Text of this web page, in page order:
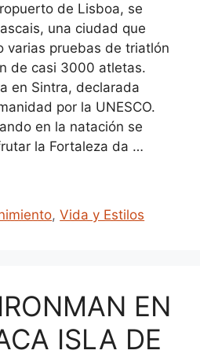
de Lisboa, se
una ciudad que
varias pruebas de triatlón
de casi 3000 atletas.
en Sintra, declarada
por la UNESCO.
en la natación se
la Fortaleza da …
,Vida y Estilos
EN
ISLA DE